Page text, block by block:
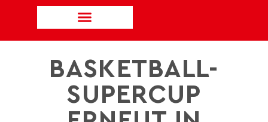
BASKETBALL-
SUPERCUP